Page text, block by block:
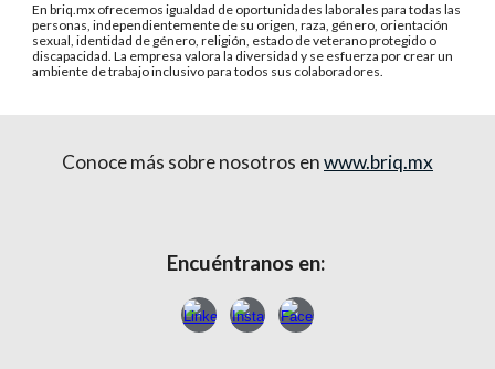
En briq.mx ofrecemos igualdad de oportunidades laborales para todas las
personas, independientemente de su origen, raza, género, orientación
sexual, identidad de género, religión, estado de veterano protegido o
discapacidad. La empresa valora la diversidad y se esfuerza por crear un
ambiente de trabajo inclusivo para todos sus colaboradores.
Conoce más sobre nosotros enwww.briq.mx
Encuéntranos en: